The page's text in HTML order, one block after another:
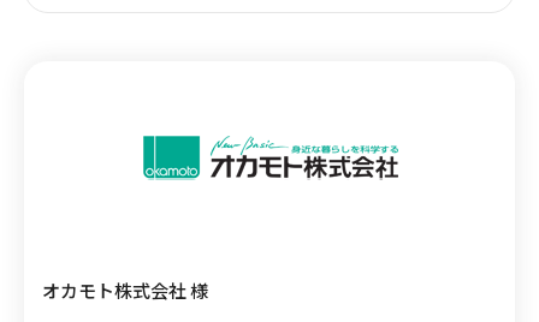
オカモト株式会社 様